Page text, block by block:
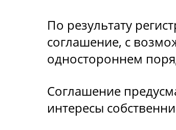
По результату
соглашение, с
одностороннем
Соглашение
интересы